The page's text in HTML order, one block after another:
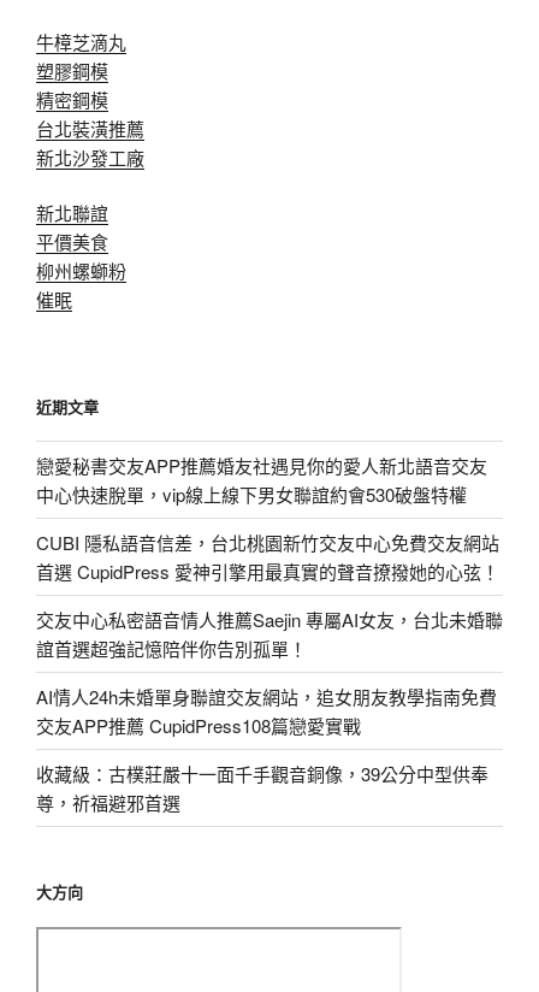
牛樟芝滴丸
塑膠鋼模
精密鋼模
台北裝潢推薦
新北沙發工廠
新北聯誼
平價美食
柳州螺螄粉
催眠
近期文章
戀愛秘書交友APP推薦婚友社遇見你的愛人新北語音交友
中心快速脫單，vip線上線下男女聯誼約會530破盤特權
CUBI 隱私語音信差，台北桃園新竹交友中心免費交友網站
首選 CupidPress 愛神引擎用最真實的聲音撩撥她的心弦！
交友中心私密語音情人推薦Saejin 專屬AI女友，台北未婚聯
誼首選超強記憶陪伴你告別孤單！
AI情人24h未婚單身聯誼交友網站，追女朋友教學指南免費
交友APP推薦 CupidPress108篇戀愛實戰
收藏級：古樸莊嚴十一面千手觀音銅像，39公分中型供奉
尊，祈福避邪首選
大方向